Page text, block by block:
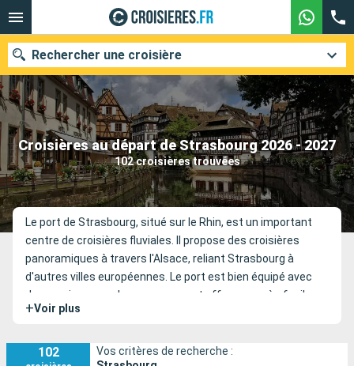
Croisières au départ de Strasbourg 2026 - 2027
102 croisières trouvées
Rechercher une croisière
Nos destinations
Mois de départ
Compagnies
Rechercher
Le port de Strasbourg, situé sur le Rhin, est un important
centre de croisières fluviales. Il propose des croisières
panoramiques à travers l'Alsace, reliant Strasbourg à
d'autres villes européennes. Le port est bien équipé avec
des services pour les passagers et offre un accès facile au
centre historique de la ville.
+Voir plus
102
Vos critères de recherche :